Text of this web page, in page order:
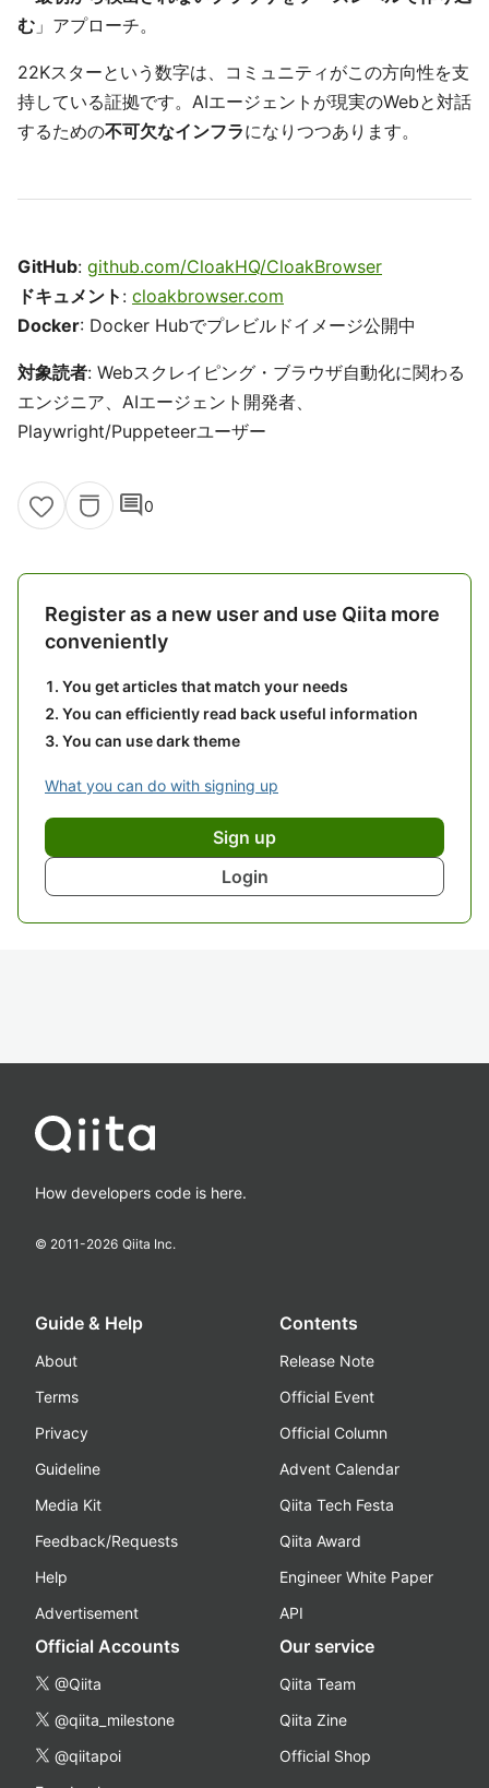
む 」アプローチ。
22Kスターという数字は、コミュニティがこの方向性を支
持している証拠です。AIエージェントが現実のWebと対話
するための不可欠なインフラになりつつあります。
GitHub: github.com/CloakHQ/CloakBrowser
ドキュメント : cloakbrowser.com
Docker: Docker Hubでプレビルドイメージ公開中
対象読者: Webスクレイピング・ブラウザ自動化に関わる
エンジニア、AIエージェント開発者、
Playwright/Puppeteerユーザー
comment0
Register as a new user and use Qiita more
conveniently
You get articles that match your needs
You can efficiently read back useful information
You can use dark theme
What you can do with signing up
Sign up
Login
How developers code is here.
© 2011-2026 Qiita Inc.
Guide & Help
About
Terms
Privacy
Guideline
Media Kit
Feedback/Requests
Help
Advertisement
Contents
Release Note
Official Event
Official Column
Advent Calendar
Qiita Tech Festa
Qiita Award
Engineer White Paper
API
Official Accounts
@Qiita
@qiita_milestone
@qiitapoi
Our service
Qiita Team
Qiita Zine
Official Shop